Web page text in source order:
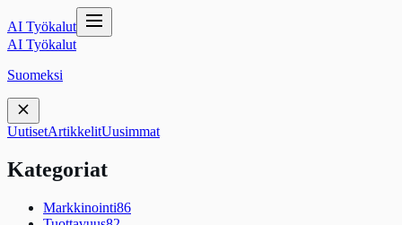
AI Työkalut
AI Työkalut
Suomeksi
UutisetArtikkelitUusimmat
Kategoriat
Markkinointi86